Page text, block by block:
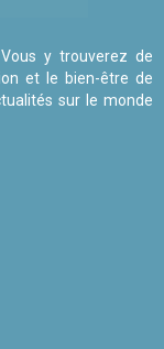
y trouverez de
et le bien-être de
sur le monde